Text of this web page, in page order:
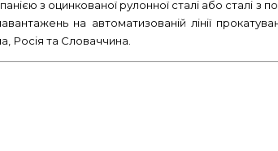
з оцинкованої рулонної сталі або сталі з
на автоматизованій лінії
Росія та Словаччина.